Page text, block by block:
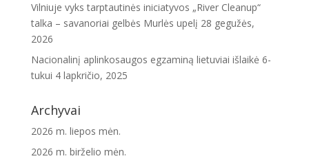
Vilniuje vyks tarptautinės iniciatyvos „River Cleanup“
talka – savanoriai gelbės Murlės upelį 28 gegužės,
2026
Nacionalinį aplinkosaugos egzaminą lietuviai išlaikė 6-
tukui 4 lapkričio, 2025
Archyvai
2026 m. liepos mėn.
2026 m. birželio mėn.